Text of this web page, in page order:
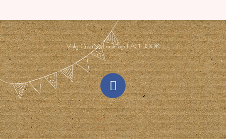
Volg CreaMel ook op FACEBOOK